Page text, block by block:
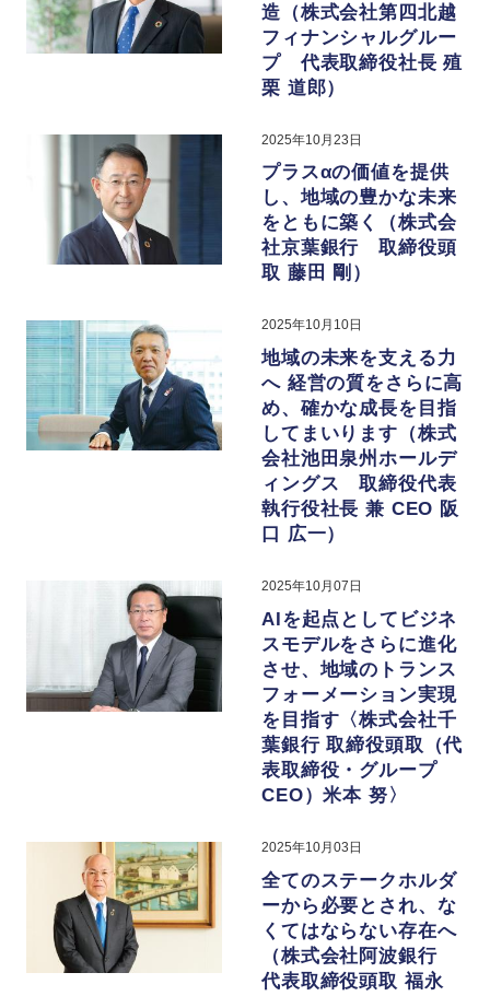
造（株式会社第四北越
フィナンシャルグルー
プ 代表取締役社長 殖
栗 道郎）
2025年10月23日
プラスαの価値を提供
し、地域の豊かな未来
をともに築く（株式会
社京葉銀行 取締役頭
取 藤田 剛）
2025年10月10日
地域の未来を支える力
へ 経営の質をさらに高
め、確かな成長を目指
してまいります（株式
会社池田泉州ホールデ
ィングス 取締役代表
執行役社長 兼 CEO 阪
口 広一）
2025年10月07日
AIを起点としてビジネ
スモデルをさらに進化
させ、地域のトランス
フォーメーション実現
を目指す〈株式会社千
葉銀行 取締役頭取（代
表取締役・グループ
CEO）米本 努〉
2025年10月03日
全てのステークホルダ
ーから必要とされ、な
くてはならない存在へ
（株式会社阿波銀行
代表取締役頭取 福永